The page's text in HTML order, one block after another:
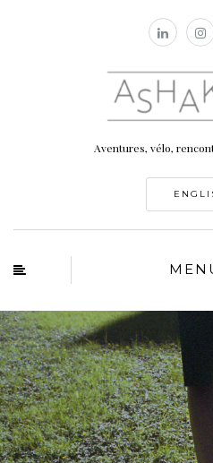
Aventures, vélo,